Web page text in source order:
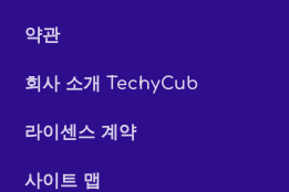
약관
회사 소개 TechyCub
라이센스 계약
사이트 맵